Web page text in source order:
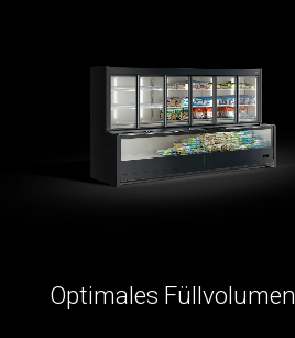
Optimales Füllvolumen